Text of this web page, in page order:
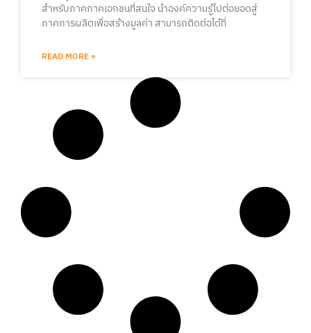
สำหรับภาคภาคเอกชนที่สนใจ นำองค์ความรู้ไปต่อยอดสู่
ภาคการผลิตเพื่อสร้างมูลค่า สามารถติดต่อได้ที่
READ MORE »